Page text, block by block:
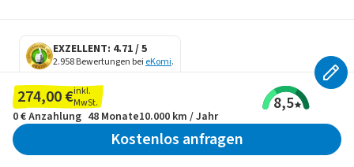
274,00 €inkl.
MwSt.
8,5
0 €Anzahlung 48 Monate10.000 km / Jahr
Kostenlos anfragen
EXZELLENT: 4.71 / 5
2.958 Bewertungen bei eKomi.
SECURE DATA
SSL Encryption